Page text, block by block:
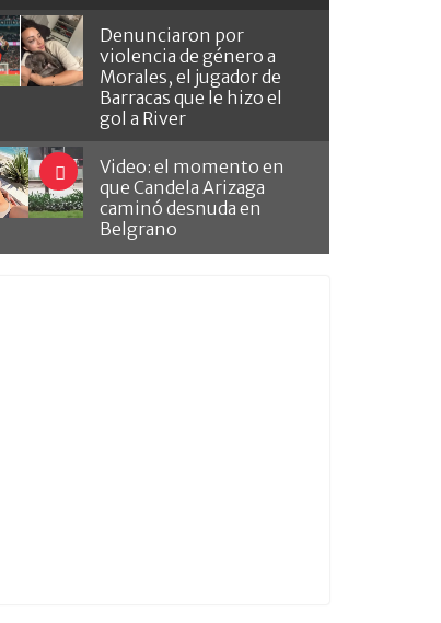
Denunciaron por
violencia de género a
Morales, el jugador de
Barracas que le hizo el
gol a River
Video: el momento en
que Candela Arizaga
caminó desnuda en
Belgrano